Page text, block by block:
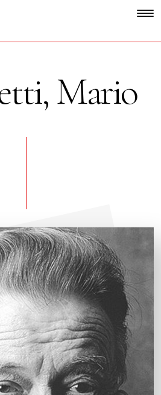
Mario